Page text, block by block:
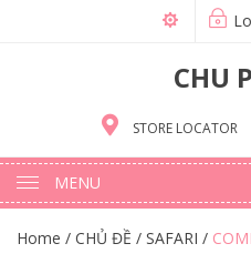
CHU
STORE LOCATOR
MENU
Home / CHỦ ĐỀ / SAFARI /